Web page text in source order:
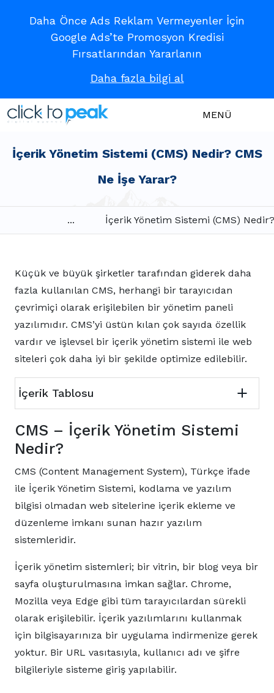
Daha Önce Ads Reklam Vermeyenler İçin
Google Ads’te Promosyon Kredisi
Fırsatlarından Yararlanın
Daha fazla bilgi al
MENÜ
İçerik Yönetim Sistemi (CMS) Nedir? CMS
Ne İşe Yarar?
... İçerik Yönetim Sistemi (CMS)
Küçük ve büyük şirketler tarafından giderek daha
fazla kullanılan CMS, herhangi bir tarayıcıdan
çevrimiçi olarak erişilebilen bir yönetim paneli
yazılımıdır. CMS’yi üstün kılan çok sayıda özellik
vardır ve işlevsel bir içerik yönetim sistemi ile web
siteleri çok daha iyi bir şekilde optimize edilebilir.
İçerik Tablosu
CMS – İçerik Yönetim Sistemi
Nedir?
CMS (Content Management System), Türkçe ifade
ile İçerik Yönetim Sistemi, kodlama ve yazılım
bilgisi olmadan web sitelerine içerik ekleme ve
düzenleme imkanı sunan hazır yazılım
sistemleridir.
İçerik yönetim sistemleri; bir vitrin, bir blog veya bir
sayfa oluşturulmasına imkan sağlar. Chrome,
Mozilla veya Edge gibi tüm tarayıcılardan sürekli
olarak erişilebilir. İçerik yazılımlarını kullanmak
için bilgisayarınıza bir uygulama indirmenize gerek
yoktur. Bir URL vasıtasıyla, kullanıcı adı ve şifre
bilgileriyle sisteme giriş yapılabilir.